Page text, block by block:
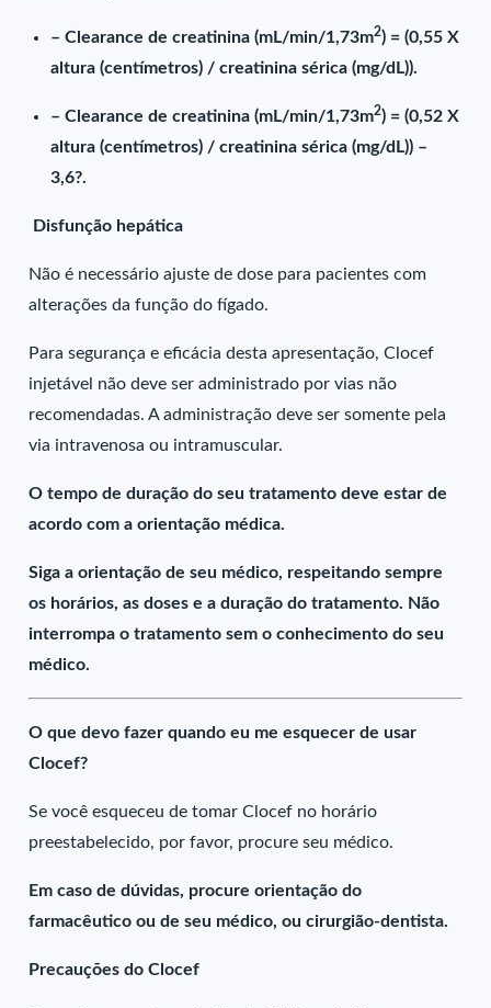
– Clearance de creatinina (mL/min/1,73m2) = (0,55 X
altura (centímetros) / creatinina sérica (mg/dL)).
– Clearance de creatinina (mL/min/1,73m2) = (0,52 X
altura (centímetros) / creatinina sérica (mg/dL)) –
3,6?.
Disfunção hepática
Não é necessário ajuste de dose para pacientes com
alterações da função do fígado.
Para segurança e eficácia desta apresentação, Clocef
injetável não deve ser administrado por vias não
recomendadas. A administração deve ser somente pela
via intravenosa ou intramuscular.
O tempo de duração do seu tratamento deve estar de
acordo com a orientação médica.
Siga a orientação de seu médico, respeitando sempre
os horários, as doses e a duração do tratamento. Não
interrompa o tratamento sem o conhecimento do seu
médico.
O que devo fazer quando eu me esquecer de usar
Clocef?
Se você esqueceu de tomar Clocef no horário
preestabelecido, por favor, procure seu médico.
Em caso de dúvidas, procure orientação do
farmacêutico ou de seu médico, ou cirurgião-dentista.
Precauções do Clocef